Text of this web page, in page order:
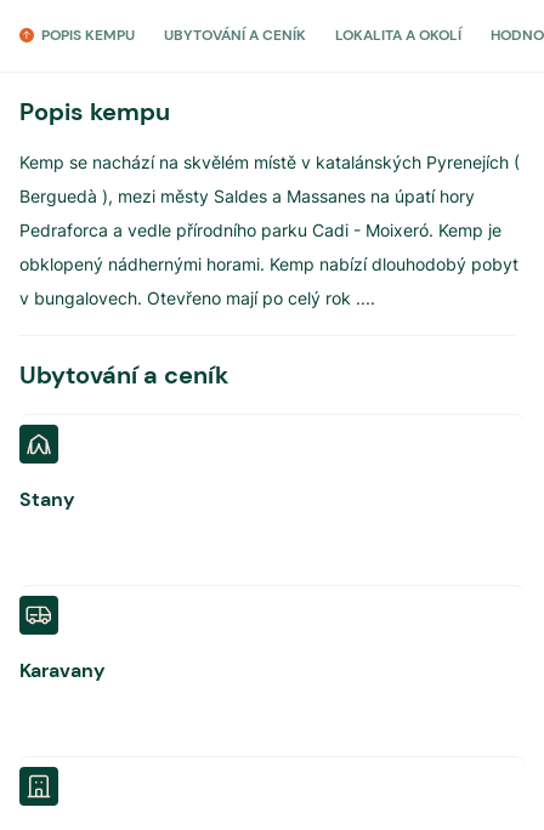
POPIS KEMPU UBYTOVÁNÍ A CENÍK LOKALITA A OKOLÍ
Popis kempu
Kemp se nachází na skvělém místě v katalánských Pyrenejích (
Berguedà ), mezi městy Saldes a Massanes na úpatí hory
Pedraforca a vedle přírodního parku Cadi - Moixeró. Kemp je
obklopený nádhernými horami. Kemp nabízí dlouhodobý pobyt
v bungalovech. Otevřeno mají po celý rok ....
Ubytování a ceník
Stany
Karavany